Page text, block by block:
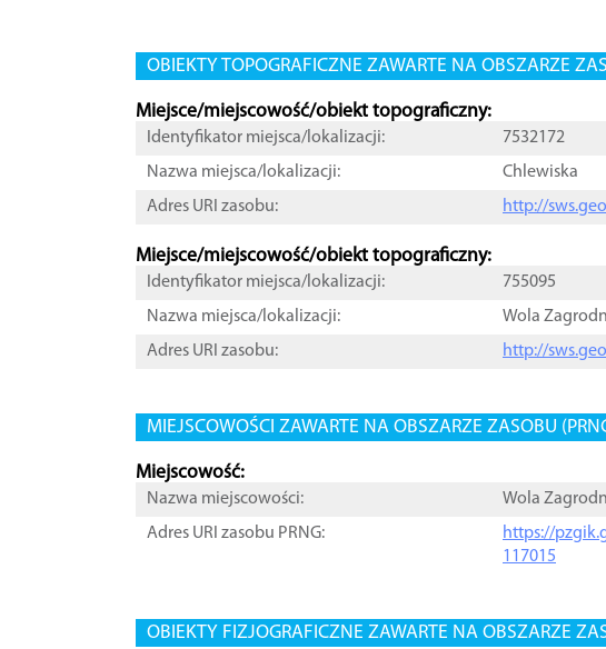
OBIEKTY TOPOGRAFICZNE ZAWARTE NA OBSZARZE
Miejsce/miejscowość/obiekt topograficzny:
Identyfikator miejsca/lokalizacji:
7532172
Nazwa miejsca/lokalizacji:
Chlewiska
Adres URI zasobu:
http://
Miejsce/miejscowość/obiekt topograficzny:
Identyfikator miejsca/lokalizacji:
755095
Nazwa miejsca/lokalizacji:
Wola
Adres URI zasobu:
http://
MIEJSCOWOŚCI ZAWARTE NA OBSZARZE ZASOBU
Miejscowość:
Nazwa miejscowości:
Wola
Adres URI zasobu PRNG:
https://
117015
OBIEKTY FIZJOGRAFICZNE ZAWARTE NA OBSZARZE